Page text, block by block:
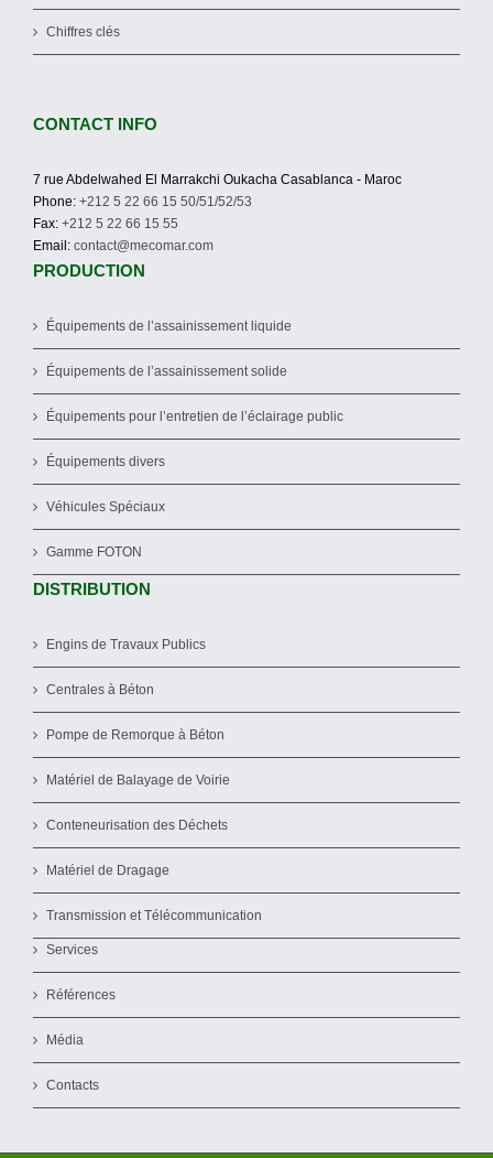
Chiffres clés
CONTACT INFO
7 rue Abdelwahed El Marrakchi Oukacha Casablanca - Maroc
Phone: +212 5 22 66 15 50/51/52/53
Fax: +212 5 22 66 15 55
Email: contact@mecomar.com
PRODUCTION
Équipements de l’assainissement liquide
Équipements de l’assainissement solide
Équipements pour l’entretien de l’éclairage public
Équipements divers
Véhicules Spéciaux
Gamme FOTON
DISTRIBUTION
Engins de Travaux Publics
Centrales à Béton
Pompe de Remorque à Béton
Matériel de Balayage de Voirie
Conteneurisation des Déchets
Matériel de Dragage
Transmission et Télécommunication
Services
Références
Média
Contacts